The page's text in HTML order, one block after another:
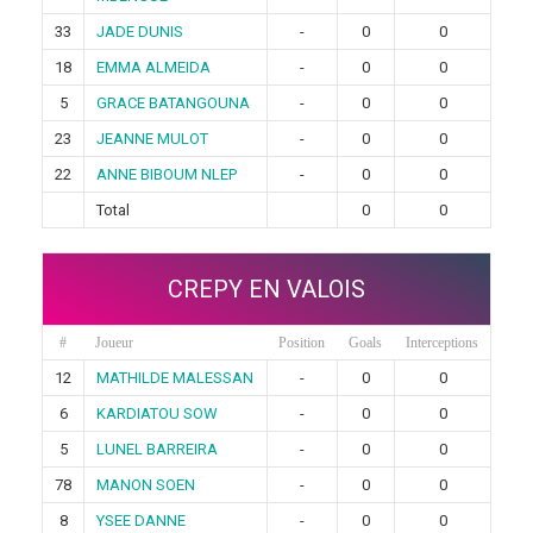
33
JADE DUNIS - 0
0
18
EMMA ALMEIDA - 0
0
5
GRACE BATANGOUNA - 0
0
23
JEANNE MULOT - 0
0
22
ANNE BIBOUM NLEP - 0
0
Total
0 0
CREPY EN VALOIS
# Joueur Position Goals Interceptions
12 MATHILDE MALESSAN - 0
0
6
KARDIATOU SOW - 0
0
5
LUNEL BARREIRA - 0
0
78
MANON SOEN - 0
0
8
YSEE DANNE - 0 0